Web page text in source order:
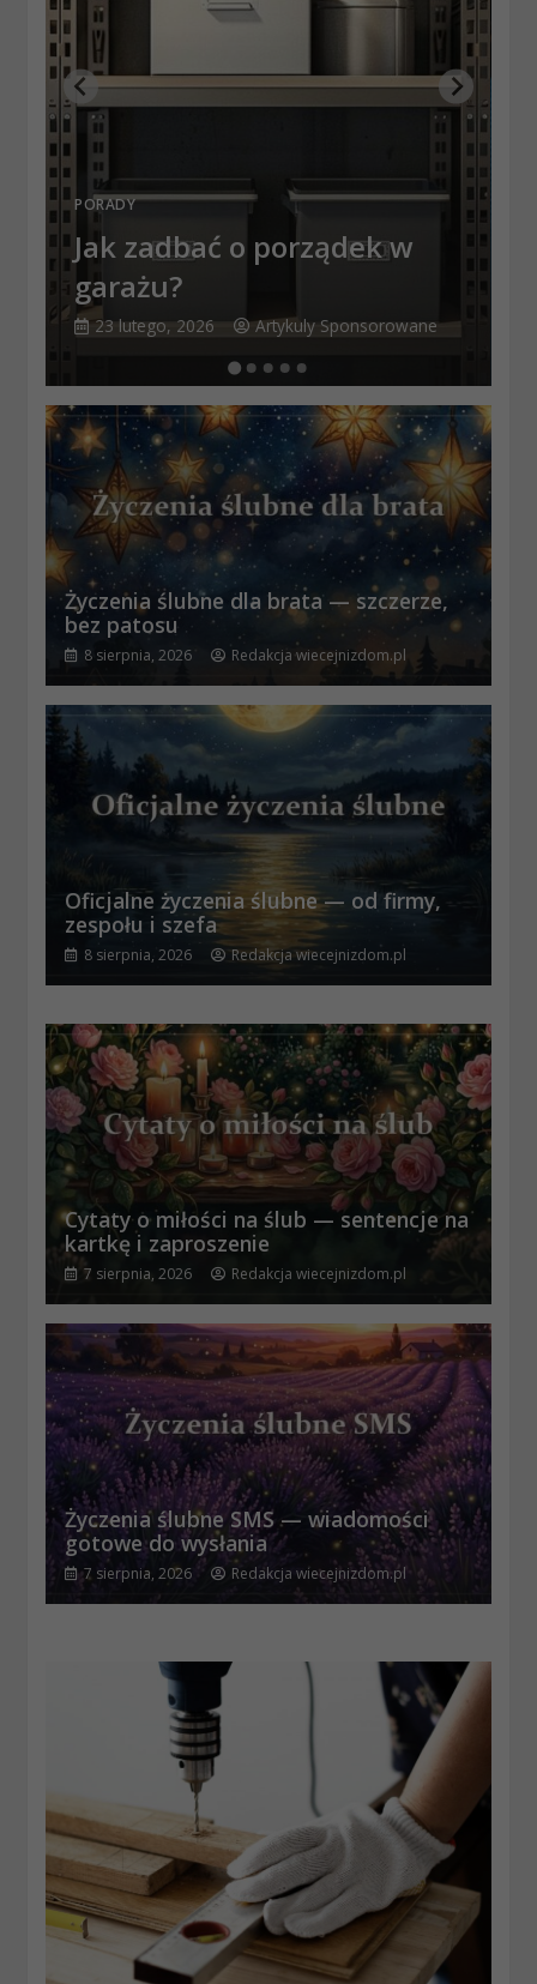
PORADY
Jak zadbać o porządek w
garażu?
23 lutego, 2026 Artykuly Sponsorowane
Życzenia ślubne dla brata — szczerze,
bez patosu
8 sierpnia, 2026 Redakcja wiecejnizdom.pl
Oficjalne życzenia ślubne — od firmy,
zespołu i szefa
8 sierpnia, 2026 Redakcja wiecejnizdom.pl
Cytaty o miłości na ślub — sentencje na
kartkę i zaproszenie
7 sierpnia, 2026 Redakcja wiecejnizdom.pl
Życzenia ślubne SMS — wiadomości
gotowe do wysłania
7 sierpnia, 2026 Redakcja wiecejnizdom.pl